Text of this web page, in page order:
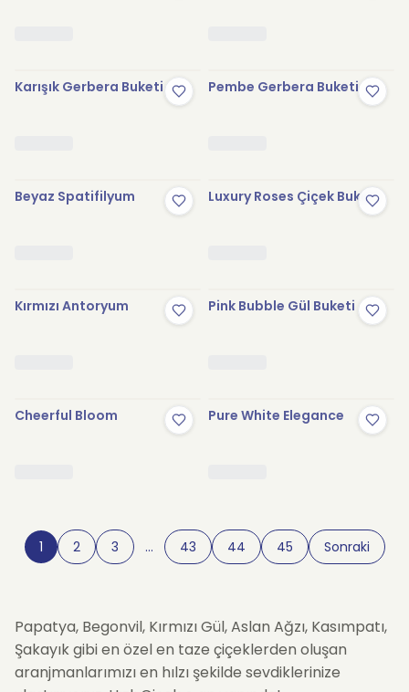
Karışık Gerbera Buketi Pembe Gerbera Buketi
Beyaz Spatifilyum Luxury Roses Çiçek Buketi
Kırmızı Antoryum Pink Bubble Gül Buketi
Cheerful Bloom Pure White Elegance
1 2 3 … 43 44 45 Sonraki
Papatya, Begonvil, Kırmızı Gül, Aslan Ağzı, Kasımpatı,
Şakayık gibi en özel en taze çiçeklerden oluşan
aranjmanlarımızı en hılzı şekilde sevdiklerinize